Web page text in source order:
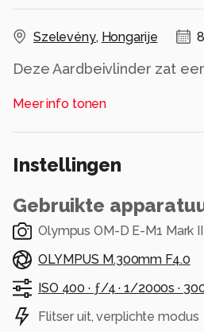
Szelevény, Hongarije
Deze Aardbeivlinder zat
kon ik hem vastleggen.
doorhad, bleek ik hem dus
vlindertje, maar op dit
Alle rechten voorbehouden
Meer info tonen
Instellingen
Gebruikte
Olympus OM-D E-M1 Mark III
OLYMPUS M.300mm F4.0
ISO 400 · ƒ/4 ·1/2000s ·
Flitser uit, verplichte modus